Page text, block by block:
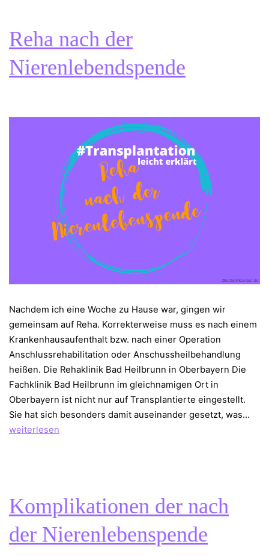
Reha nach der
Nierenlebendspende
Nachdem ich eine Woche zu Hause war, gingen wir
gemeinsam auf Reha. Korrekterweise muss es nach einem
Krankenhausaufenthalt bzw. nach einer Operation
Anschlussrehabilitation oder Anschussheilbehandlung
heißen. Die Rehaklinik Bad Heilbrunn in Oberbayern Die
Fachklinik Bad Heilbrunn im gleichnamigen Ort in
Oberbayern ist nicht nur auf Transplantierte eingestellt.
Sie hat sich besonders damit auseinander gesetzt, was…
weiterlesen
Komplikationen der nach
der Nierenlebenspende